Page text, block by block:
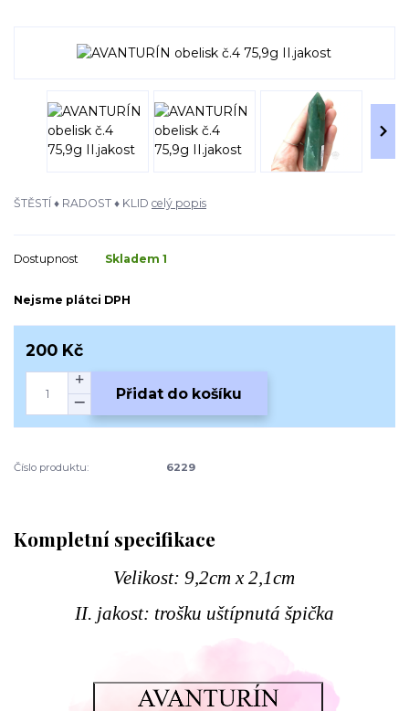
ŠTĚSTÍ ♦ RADOST ♦ KLID celý popis
Dostupnost Skladem 1
Nejsme plátci DPH
200 Kč
Přidat do košíku
Číslo produktu: 6229
Kompletní specifikace
Velikost: 9,2cm x 2,1cm
II. jakost: trošku uštípnutá špička